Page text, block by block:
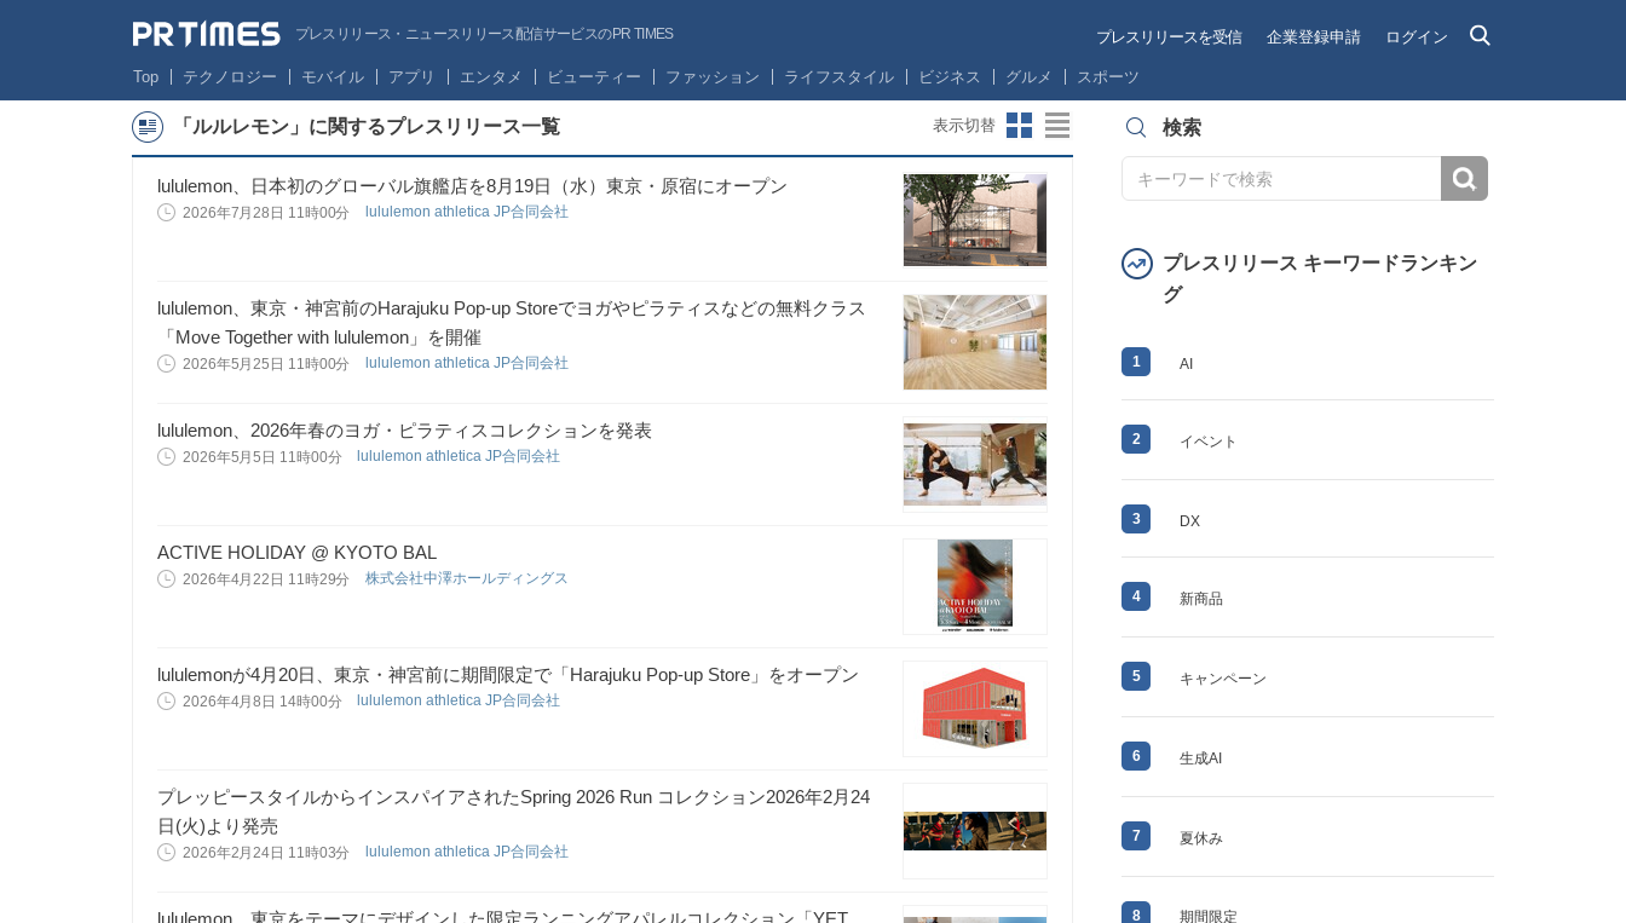
プレスリリース・ニュースリリース配信サービスのPR TIMES プレスリリースを受信 企業登録申請 ログイン
Top テクノロジー モバイル アプリ エンタメ ビューティー ファッション ライフスタイル ビジネス グルメ スポーツ
「ルルレモン」に関するプレスリリース一覧 表示切替
lululemon、日本初のグローバル旗艦店を8月19日（水）東京・原宿にオープン
2026年7月28日 11時00分 lululemon athletica JP合同会社
lululemon、東京・神宮前のHarajuku Pop-up Storeでヨガやピラティスなどの無料クラス
「Move Together with lululemon」を開催
2026年5月25日 11時00分 lululemon athletica JP合同会社
lululemon、2026年春のヨガ・ピラティスコレクションを発表
2026年5月5日 11時00分 lululemon athletica JP合同会社
ACTIVE HOLIDAY @ KYOTO BAL
2026年4月22日 11時29分 株式会社中澤ホールディングス
lululemonが4月20日、東京・神宮前に期間限定で「Harajuku Pop-up Store」をオープン
2026年4月8日 14時00分 lululemon athletica JP合同会社
プレッピースタイルからインスパイアされたSpring 2026 Run コレクション2026年2月24
日(火)より発売
2026年2月24日 11時03分 lululemon athletica JP合同会社
lululemon、東京をテーマにデザインした限定ランニングアパレルコレクション「YET
検索
プレスリリース キーワードランキン
グ
1 AI
2 イベント
3 DX
4 新商品
5 キャンペーン
6 生成AI
7 夏休み
8 期間限定